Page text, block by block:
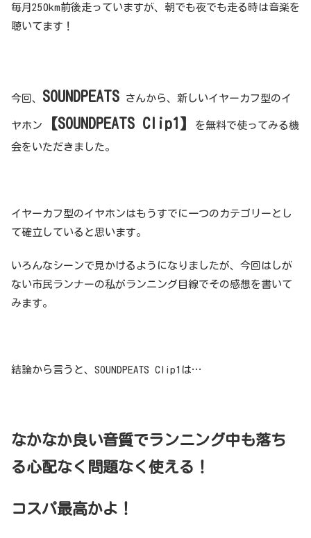
毎月250km前後走っていますが、朝でも夜でも走る時は音楽を
聴いてます！
今回、 SOUNDPEATS さんから、新しいイヤーカフ型のイ
ヤホン 【SOUNDPEATS Clip1】 を無料で使ってみる機
会をいただきました。
イヤーカフ型のイヤホンはもうすでに一つのカテゴリーとし
て確立していると思います。
いろんなシーンで見かけるようになりましたが、今回はしが
ない市民ランナーの私がランニング目線でその感想を書いて
みます。
結論から言うと、SOUNDPEATS Clip1は…
なかなか良い音質でランニング中も落ち
る心配なく問題なく使える！
コスパ最高かよ！